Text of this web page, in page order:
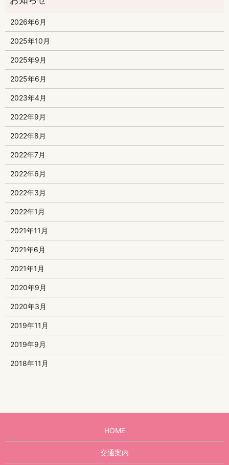
2026年6月
2025年10月
2025年9月
2025年6月
2023年4月
2022年9月
2022年8月
2022年7月
2022年6月
2022年3月
2022年1月
2021年11月
2021年6月
2021年1月
2020年9月
2020年3月
2019年11月
2019年9月
2018年11月
HOME
交通案内